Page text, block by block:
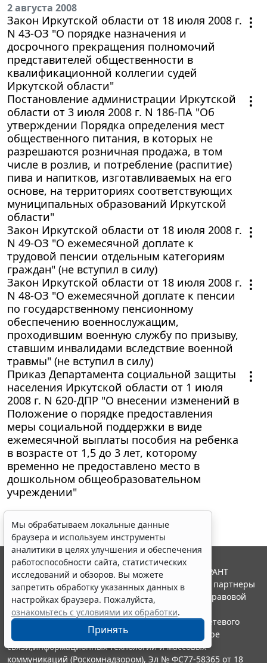
2 августа 2008
Закон Иркутской области от 18 июля 2008 г.
N 43-ОЗ "О порядке назначения и
досрочного прекращения полномочий
представителей общественности в
квалификационной коллегии судей
Иркутской области"
Постановление администрации Иркутской
области от 3 июля 2008 г. N 186-ПА "Об
утверждении Порядка определения мест
общественного питания, в которых не
разрешаются розничная продажа, в том
числе в розлив, и потребление (распитие)
пива и напитков, изготавливаемых на его
основе, на территориях соответствующих
муниципальных образований Иркутской
области"
Закон Иркутской области от 18 июля 2008 г.
N 49-ОЗ "О ежемесячной доплате к
трудовой пенсии отдельным категориям
граждан" (не вступил в силу)
Закон Иркутской области от 18 июля 2008 г.
N 48-ОЗ "О ежемесячной доплате к пенсии
по государственному пенсионному
обеспечению военнослужащим,
проходившим военную службу по призыву,
ставшим инвалидами вследствие военной
травмы" (не вступил в силу)
Приказ Департамента социальной защиты
населения Иркутской области от 1 июля
2008 г. N 620-ДПР "О внесении изменений в
Положение о порядке предоставления
меры социальной поддержки в виде
ежемесячной выплаты пособия на ребенка
в возрасте от 1,5 до 3 лет, которому
временно не предоставлено место в
дошкольном общеобразовательном
учреждении"
Мы обрабатываем локальные данные
браузера и используем инструменты
аналитики в целях улучшения и обеспечения
работоспособности сайта, статистических
исследований и обзоров. Вы можете
запретить обработку указанных данных в
настройках браузера. Пожалуйста,
ознакомьтесь с условиями их обработки.
Принять
© ООО "НПП "ГАРАНТ-СЕРВИС", 2026. Система ГАРАНТ
выпускается с 1990 года. Компания "Гарант" и ее партнеры
являются участниками Российской ассоциации правовой
информации ГАРАНТ.
Портал ГАРАНТ.РУ зарегистрирован в качестве сетевого
издания Федеральной службой по надзору в сфере
связи,информационных технологий и массовых
коммуникаций (Роскомнадзором), Эл № ФС77-58365 от 18